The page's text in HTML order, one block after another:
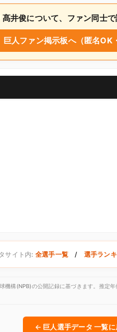
髙井俊について、ファン同士
巨人ファン掲示板へ（匿名OK
サイト内: 全選手一覧 / 選手ラン
機構(NPB)の公開記録に基づきます。推定
← 巨人選手データ 一覧に